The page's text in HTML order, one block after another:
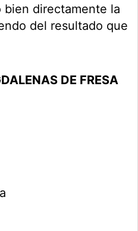
bien directamente la
del resultado que
DE FRESA